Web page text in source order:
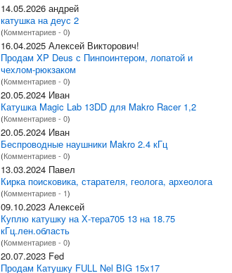
14.05.2026 андрей
катушка на деус 2
(Комментариев - 0)
16.04.2025 Алексей Викторович!
Продам XP Deus с Пинпоинтером, лопатой и
чехлом-рюкзаком
(Комментариев - 0)
20.05.2024 Иван
Катушка Magic Lab 13DD для Makro Racer 1,2
(Комментариев - 0)
20.05.2024 Иван
Беспроводные наушники Makro 2.4 кГц
(Комментариев - 0)
13.03.2024 Павел
Кирка поисковика, старателя, геолога, археолога
(Комментариев - 1)
09.10.2023 Алексей
Куплю катушку на Х-тера705 13 на 18.75
кГц.лен.область
(Комментариев - 0)
20.07.2023 Fed
Продам Катушку FULL Nel BIG 15x17